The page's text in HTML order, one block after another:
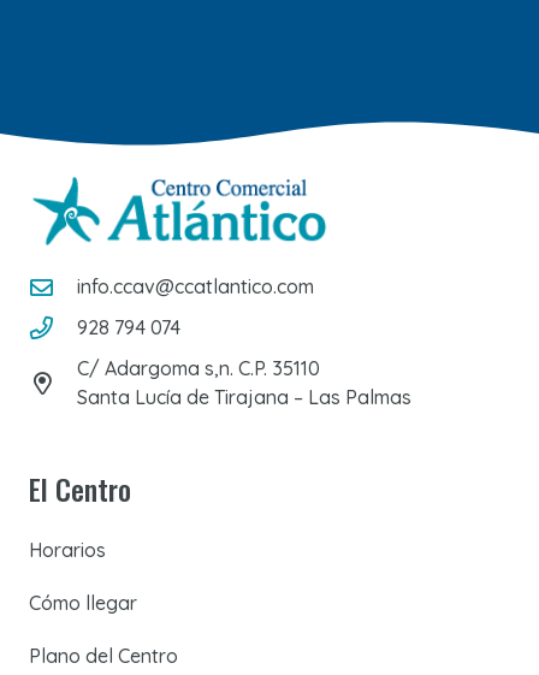
info.ccav@ccatlantico.com
928 794 074
C/ Adargoma s,n. C.P. 35110
Santa Lucía de Tirajana – Las Palmas
El Centro
Horarios
Cómo llegar
Plano del Centro